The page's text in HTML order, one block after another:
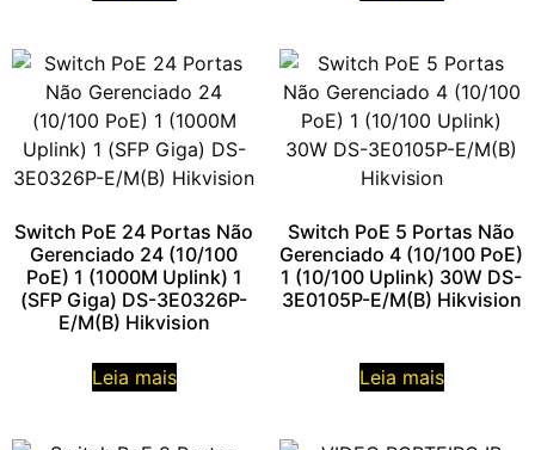
Switch PoE 24 Portas Não
Gerenciado 24 (10/100
PoE) 1 (1000M Uplink) 1
(SFP Giga) DS-3E0326P-
E/M(B) Hikvision
Leia mais
Switch PoE 5 Portas Não
Gerenciado 4 (10/100 PoE)
1 (10/100 Uplink) 30W DS-
3E0105P-E/M(B) Hikvision
Leia mais